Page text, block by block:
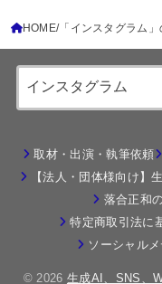
HOME 「インスタグラム」
取材・出演・執筆依頼
【法人・団体様向け】
落合正和
特定商取引法に
ソーシャル
© 2026 生成AI、SNS、